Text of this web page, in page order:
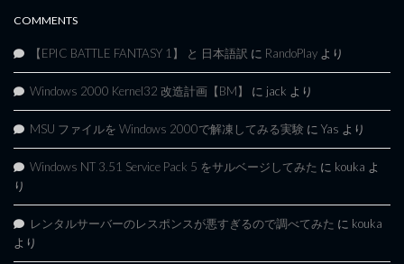
COMMENTS
【EPIC BATTLE FANTASY 1】 と 日本語訳 に RandoPlay より
Windows 2000 Kernel32 改造計画【BM】 に jack より
MSU ファイルを Windows 2000で解凍してみる実験 に Yas より
Windows NT 3.51 Service Pack 5 をサルベージしてみた に kouka よ
り
レンタルサーバーのレスポンスが悪すぎるので調べてみた に kouka
より